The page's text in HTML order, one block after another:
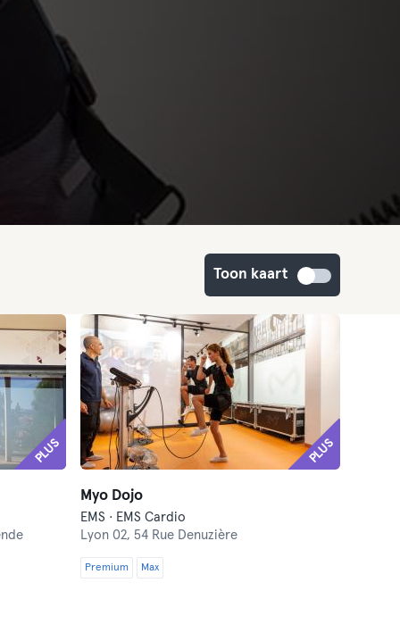
Toon kaart
PLUS PLUS
Myo Dojo
EMS · EMS Cardio
Lyon 02,54 Rue Denuzière
Premium Max